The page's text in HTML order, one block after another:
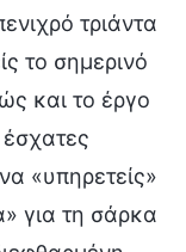
τριάντα
το σημερινό
και το έργο
«υπηρετείς»
για τη σάρκα